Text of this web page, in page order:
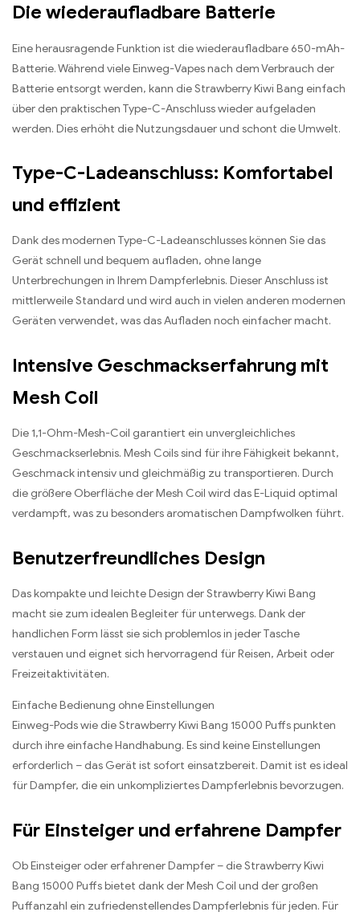
Die wiederaufladbare Batterie
Eine herausragende Funktion ist die wiederaufladbare 650-mAh-
Batterie. Während viele Einweg-Vapes nach dem Verbrauch der
Batterie entsorgt werden, kann die Strawberry Kiwi Bang einfach
über den praktischen Type-C-Anschluss wieder aufgeladen
werden. Dies erhöht die Nutzungsdauer und schont die Umwelt.
Type-C-Ladeanschluss: Komfortabel
und effizient
Dank des modernen Type-C-Ladeanschlusses können Sie das
Gerät schnell und bequem aufladen, ohne lange
Unterbrechungen in Ihrem Dampferlebnis. Dieser Anschluss ist
mittlerweile Standard und wird auch in vielen anderen modernen
Geräten verwendet, was das Aufladen noch einfacher macht.
Intensive Geschmackserfahrung mit
Mesh Coil
Die 1,1-Ohm-Mesh-Coil garantiert ein unvergleichliches
Geschmackserlebnis. Mesh Coils sind für ihre Fähigkeit bekannt,
Geschmack intensiv und gleichmäßig zu transportieren. Durch
die größere Oberfläche der Mesh Coil wird das E-Liquid optimal
verdampft, was zu besonders aromatischen Dampfwolken führt.
Benutzerfreundliches Design
Das kompakte und leichte Design der Strawberry Kiwi Bang
macht sie zum idealen Begleiter für unterwegs. Dank der
handlichen Form lässt sie sich problemlos in jeder Tasche
verstauen und eignet sich hervorragend für Reisen, Arbeit oder
Freizeitaktivitäten.
Einfache Bedienung ohne Einstellungen
Einweg-Pods wie die Strawberry Kiwi Bang 15000 Puffs punkten
durch ihre einfache Handhabung. Es sind keine Einstellungen
erforderlich – das Gerät ist sofort einsatzbereit. Damit ist es ideal
für Dampfer, die ein unkompliziertes Dampferlebnis bevorzugen.
Für Einsteiger und erfahrene Dampfer
Ob Einsteiger oder erfahrener Dampfer – die Strawberry Kiwi
Bang 15000 Puffs bietet dank der Mesh Coil und der großen
Puffanzahl ein zufriedenstellendes Dampferlebnis für jeden. Für